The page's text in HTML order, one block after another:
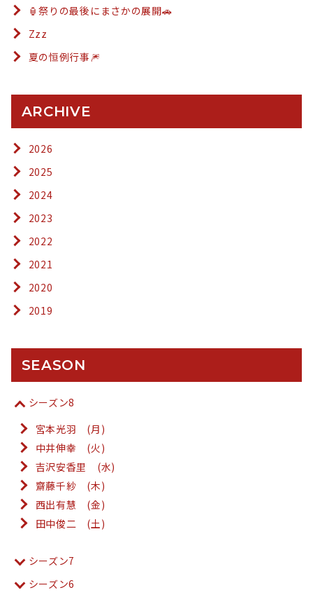
🏮祭りの最後にまさかの展開🚗
Zzz
夏の恒例行事🎆
ARCHIVE
2026
2025
2024
2023
2022
2021
2020
2019
SEASON
シーズン8
宮本光羽 (月)
中井伸幸 (火)
吉沢安香里 (水)
齋藤千紗 (木)
西出有慧 (金)
田中俊二 (土)
シーズン7
シーズン6